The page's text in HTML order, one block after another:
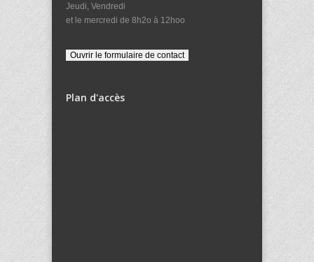
Jeudi, Vendredi
et le mercredi de 8h2o à 12hoo
Plan d'accès